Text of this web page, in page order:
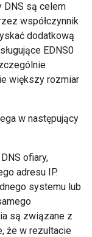
DNS są celem
współczynnik
dodatkową
EDNS0
większy rozmiar
w następujący
ofiary,
adresu IP.
systemu lub
są związane z
że w rezultacie